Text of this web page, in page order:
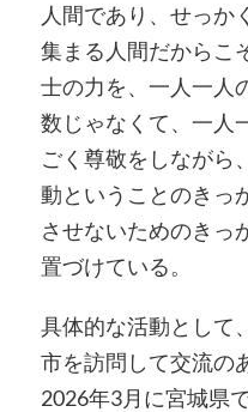
人間であり、せっか
集まる人間だからこ
士の力を、一人一人
数じゃなくて、一人
ごく尊敬をしながら
動ということのきっ
させないためのきっ
置づけている。
具体的な活動として
市を訪問して交流の
2026年3月に宮城県